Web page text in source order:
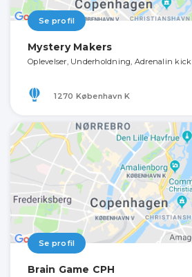
Se profil
Mystery Makers
Oplevelser, Underholdning, Adrenalin kick
1270 København K
Se profil
Brain Game CPH